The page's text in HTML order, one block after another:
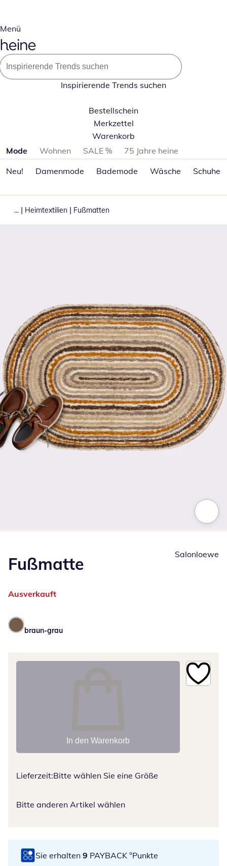
Menü
Inspirierende Trends suchen
Bestellschein
Merkzettel
Warenkorb
Produktkategorien überspringen
Mode Wohnen SALE %
75 Jahre heine
Neu!
Damenmode Bademode Wäsche Schuhe
... | Heimtextilien | Fußmatten
Fußmatte
Ausverkauft
Salonloewe
braun-grau
In den Warenkorb
Lieferzeit:Bitte wählen Sie eine Größe
Bitte anderen Artikel wählen
Sie erhalten 9 PAYBACK °Punkte